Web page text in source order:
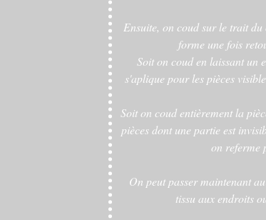
Ensuite, on coud sur le trait
forme une fois
Soit on coud en laissant un
s'aplique pour les pièces
Soit on coud entièrement la
pièces dont une partie est
on referme
On peut passer maintenant
tissu aux endroits